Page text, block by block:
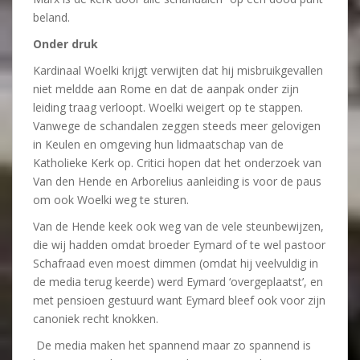
beland.
Onder druk
Kardinaal Woelki krijgt verwijten dat hij misbruikgevallen
niet meldde aan Rome en dat de aanpak onder zijn
leiding traag verloopt. Woelki weigert op te stappen.
Vanwege de schandalen zeggen steeds meer gelovigen
in Keulen en omgeving hun lidmaatschap van de
Katholieke Kerk op. Critici hopen dat het onderzoek van
Van den Hende en Arborelius aanleiding is voor de paus
om ook Woelki weg te sturen.
Van de Hende keek ook weg van de vele steunbewijzen,
die wij hadden omdat broeder Eymard of te wel pastoor
Schafraad even moest dimmen (omdat hij veelvuldig in
de media terug keerde) werd Eymard ‘overgeplaatst’, en
met pensioen gestuurd want Eymard bleef ook voor zijn
canoniek recht knokken.
De media maken het spannend maar zo spannend is